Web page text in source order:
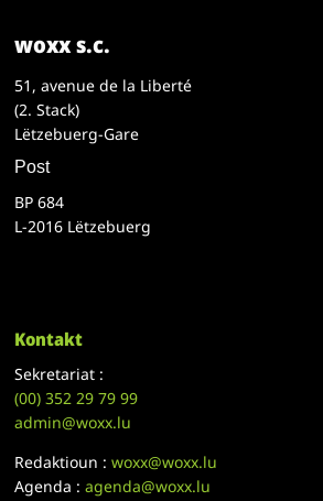
woxx s.c.
51, avenue de la Liberté
(2. Stack)
Lëtzebuerg-Gare
Post
BP 684
L-2016 Lëtzebuerg
Kontakt
Sekretariat :
(00)352 29 79 99
admin@woxx.lu
Redaktioun :woxx@woxx.lu
Agenda :agenda@woxx.lu